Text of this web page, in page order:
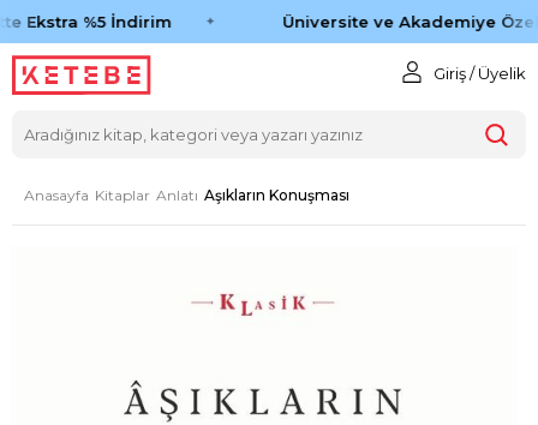
Ekstra %5 İndirim Üniversite ve Akademiye
Giriş / Üyelik
Anasayfa Kitaplar Anlatı Aşıkların Konuşması